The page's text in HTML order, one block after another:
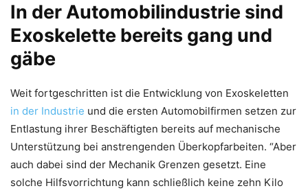
In der Automobilindustrie sind
Exoskelette bereits gang und
gäbe
Weit fortgeschritten ist die Entwicklung von Exoskeletten
in der Industrie und die ersten Automobilfirmen setzen zur
Entlastung ihrer Beschäftigten bereits auf mechanische
Unterstützung bei anstrengenden Überkopfarbeiten. “Aber
auch dabei sind der Mechanik Grenzen gesetzt. Eine
solche Hilfsvorrichtung kann schließlich keine zehn Kilo